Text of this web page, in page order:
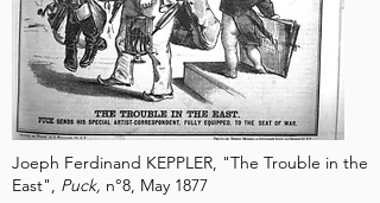
Joeph Ferdinand KEPPLER, "The Trouble in the
East", Puck, n°8, May 1877